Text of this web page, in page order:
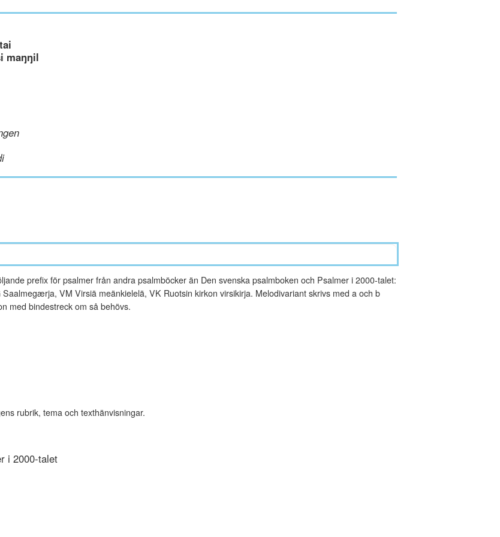
maŋŋil
prefix för psalmer från andra psalmböcker än Den svenska psalmboken och Psalmer i 2000-talet:
VM Virsiä meänkielelä, VK Ruotsin kirkon virsikirja. Melodivariant skrivs med a och b
med bindestreck om så behövs.
rubrik, tema och texthänvisningar.
i 2000-talet